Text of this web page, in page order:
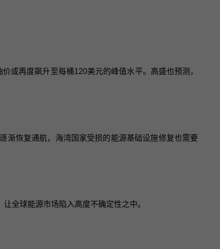
或再度飙升至每桶120美元的峰值水平。高盛也预测，
渐恢复通航，海湾国家受损的能源基础设施修复也需要
全球能源市场陷入高度不确定性之中。